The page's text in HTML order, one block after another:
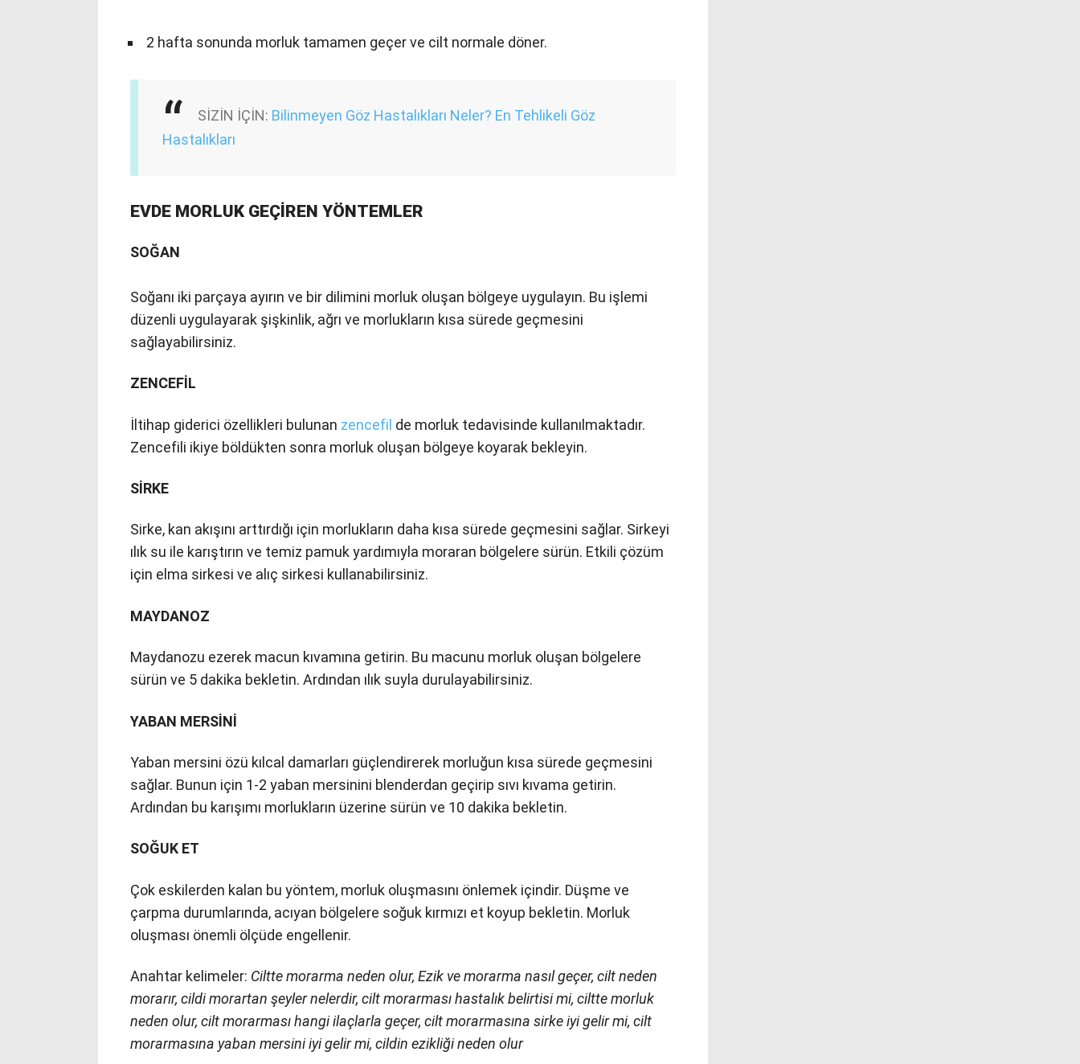
2 hafta sonunda morluk tamamen geçer ve cilt normale döner.
SİZİN İÇİN: Bilinmeyen Göz Hastalıkları Neler? En Tehlikeli Göz
Hastalıkları
EVDE MORLUK GEÇİREN YÖNTEMLER
SOĞAN
Soğanı iki parçaya ayırın ve bir dilimini morluk oluşan bölgeye uygulayın. Bu işlemi
düzenli uygulayarak şişkinlik, ağrı ve morlukların kısa sürede geçmesini
sağlayabilirsiniz.
ZENCEFİL
İltihap giderici özellikleri bulunan zencefil de morluk tedavisinde kullanılmaktadır.
Zencefili ikiye böldükten sonra morluk oluşan bölgeye koyarak bekleyin.
SİRKE
Sirke, kan akışını arttırdığı için morlukların daha kısa sürede geçmesini sağlar. Sirkeyi
ılık su ile karıştırın ve temiz pamuk yardımıyla moraran bölgelere sürün. Etkili çözüm
için elma sirkesi ve alıç sirkesi kullanabilirsiniz.
MAYDANOZ
Maydanozu ezerek macun kıvamına getirin. Bu macunu morluk oluşan bölgelere
sürün ve 5 dakika bekletin. Ardından ılık suyla durulayabilirsiniz.
YABAN MERSİNİ
Yaban mersini özü kılcal damarları güçlendirerek morluğun kısa sürede geçmesini
sağlar. Bunun için 1-2 yaban mersinini blenderdan geçirip sıvı kıvama getirin.
Ardından bu karışımı morlukların üzerine sürün ve 10 dakika bekletin.
SOĞUK ET
Çok eskilerden kalan bu yöntem, morluk oluşmasını önlemek içindir. Düşme ve
çarpma durumlarında, acıyan bölgelere soğuk kırmızı et koyup bekletin. Morluk
oluşması önemli ölçüde engellenir.
Anahtar kelimeler: Ciltte morarma neden olur, Ezik ve morarma nasıl geçer, cilt neden
morarır, cildi morartan şeyler nelerdir, cilt morarması hastalık belirtisi mi, ciltte morluk
neden olur, cilt morarması hangi ilaçlarla geçer, cilt morarmasına sirke iyi gelir mi, cilt
morarmasına yaban mersini iyi gelir mi, cildin ezikliği neden olur